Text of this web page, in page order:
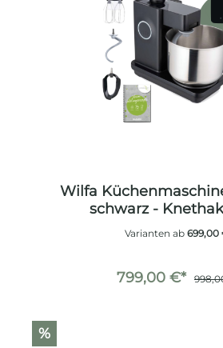
Wilfa
schwarz -
Varianten ab 699,00
799,00 €*
%